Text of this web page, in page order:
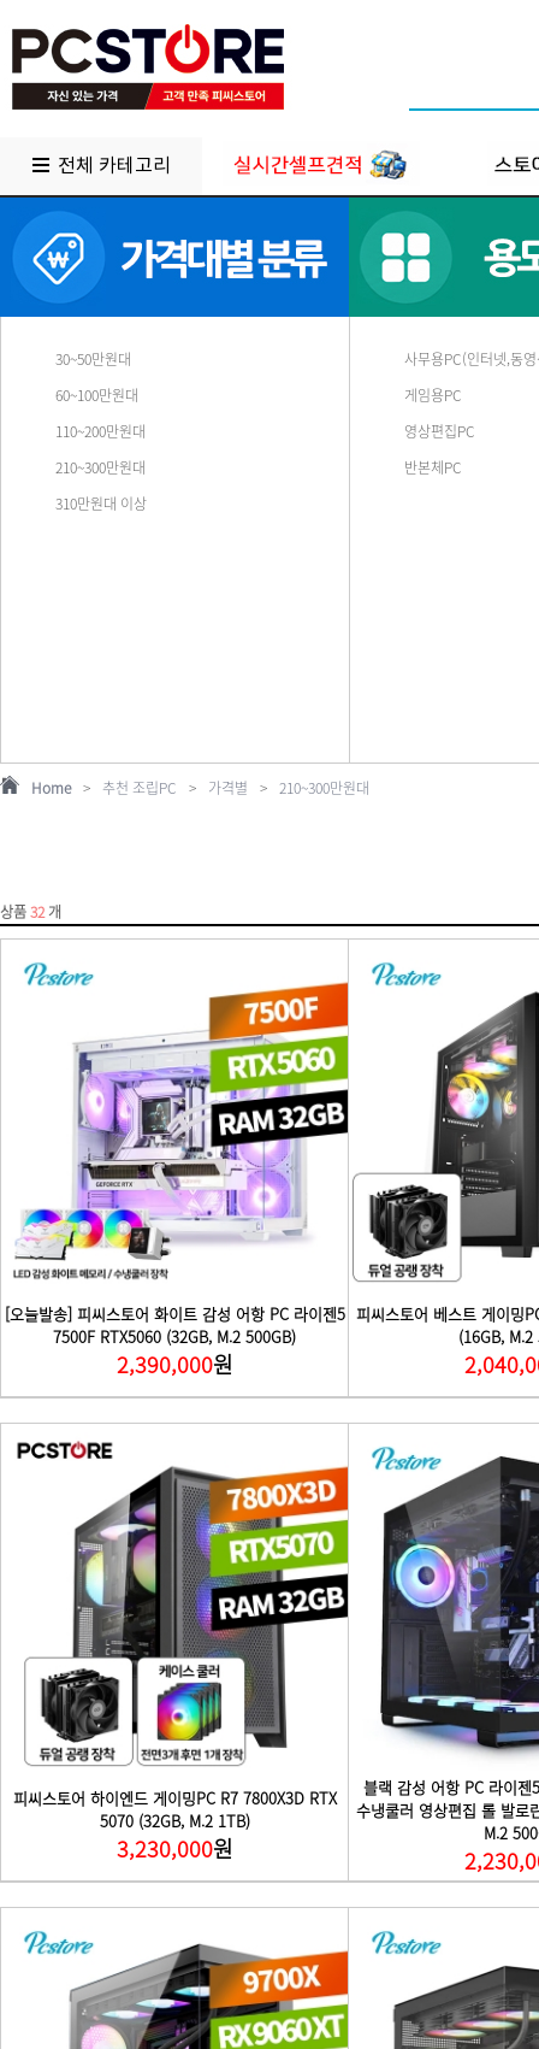
전체 카테고리
30~50만원대
60~100만원대
110~200만원대
210~300만원대
310만원대 이상
사무용PC(인터넷,동
게임용PC
영상편집PC
반본체PC
Home > 추천 조립PC > 가격별 > 210~300만원대